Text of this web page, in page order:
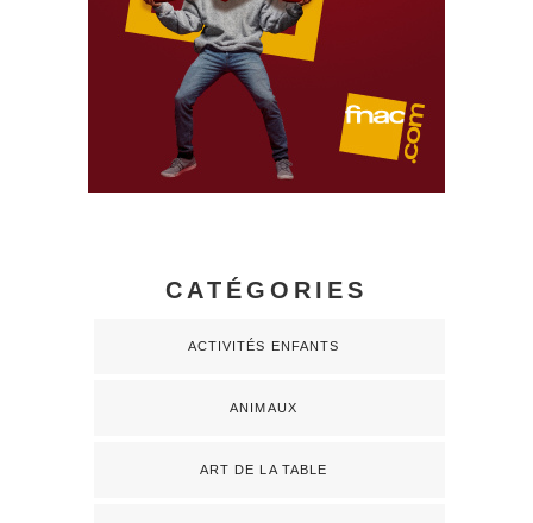
CATÉGORIES
ACTIVITÉS ENFANTS
ANIMAUX
ART DE LA TABLE